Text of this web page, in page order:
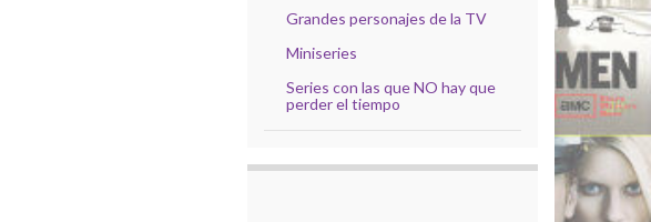
Grandes personajes de la TV
Miniseries
Series con las que NO hay que
perder el tiempo